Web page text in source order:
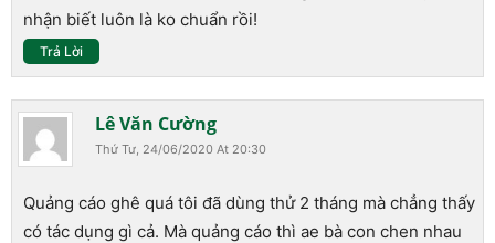
nhận biết luôn là ko chuẩn rồi!
Trả Lời
Lê Văn Cường
Thứ Tư, 24/06/2020 At 20:30
Quảng cáo ghê quá tôi đã dùng thử 2 tháng mà chẳng thấy
có tác dụng gì cả. Mà quảng cáo thì ae bà con chen nhau